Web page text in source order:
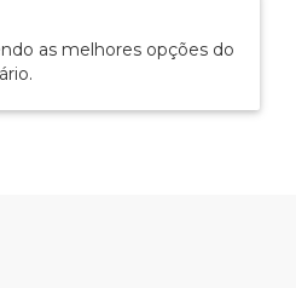
as melhores opções do